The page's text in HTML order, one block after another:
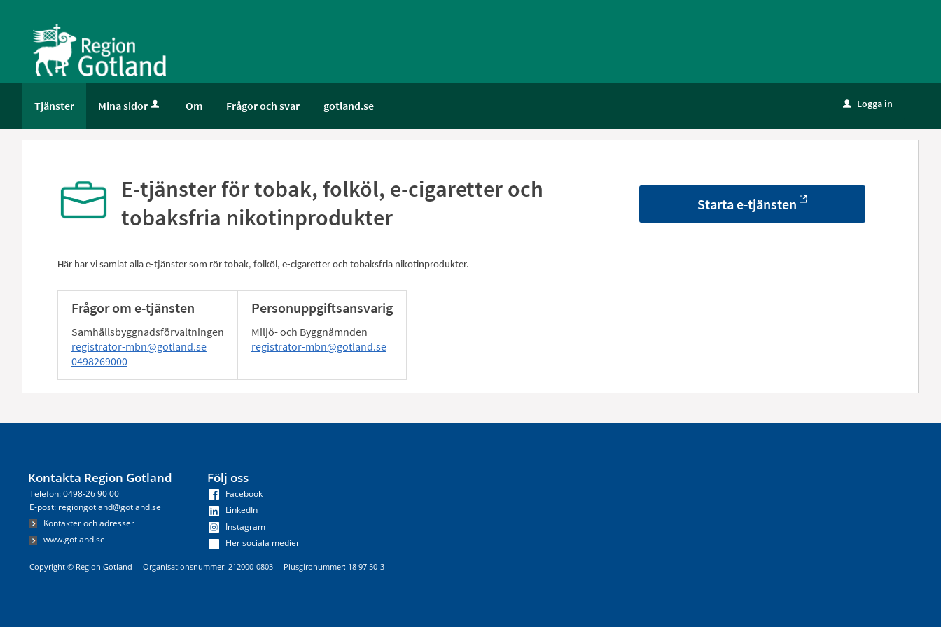
tjänster
-
GotlandTjänster Mina sidor Om Frågor och svar gotland.se u Logga in
E-tjänster för tobak, folköl, e-cigaretter och
tobaksfria nikotinprodukter
Här har vi samlat alla e-tjänster som rör tobak, folköl, e-cigaretter och tobaksfria nikotinprodukter.
Frågor om e-tjänsten
Samhällsbyggnadsförvaltningen
registrator-mbn@gotland.se
0498269000
Personuppgiftsansvarig
Miljö- och Byggnämnden
registrator-mbn@gotland.se
Starta e-tjänsten
Kontakta Region Gotland
Telefon: 0498-26 90 00
E-post: regiongotland@gotland.se
Kontakter och adresser
www.gotland.se
Följ oss
Facebook
LinkedIn
Instagram
Fler sociala medier
Copyright © Region Gotland Organisationsnummer: 212000-0803 Plusgironummer: 18 97 50-3